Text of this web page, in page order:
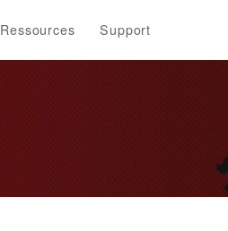
Ressources Support